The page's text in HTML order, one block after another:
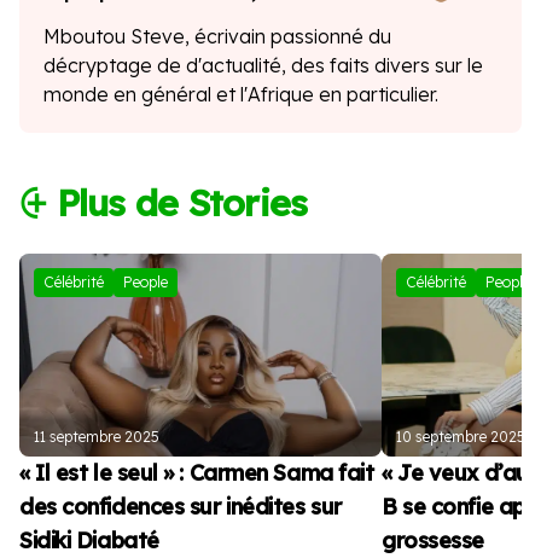
Mboutou Steve, écrivain passionné du
décryptage de d'actualité, des faits divers sur le
monde en général et l'Afrique en particulier.
⨭ Plus de Stories
Célébrité People
11 septembre 2025
« Il est le seul » : Carmen Sama fait
des confidences sur inédites sur
Sidiki Diabaté
Célébrité People
10 septembre 2025
« Je veux
B se confie
grossesse